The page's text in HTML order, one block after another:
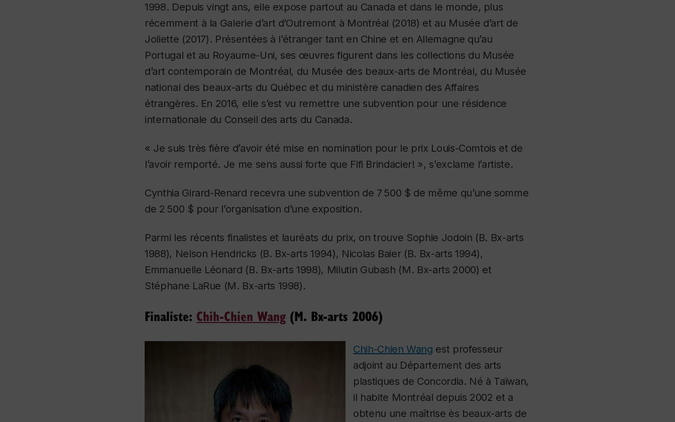
1998. Depuis vingt ans, elle expose partout au Canada et dans le monde, plus
récemment à la Galerie d’art d’Outremont à Montréal (2018) et au Musée d’art de
Joliette (2017). Présentées à l’étranger tant en Chine et en Allemagne qu’au
Portugal et au Royaume-Uni, ses œuvres figurent dans les collections du Musée
d’art contemporain de Montréal, du Musée des beaux-arts de Montréal, du Musée
national des beaux-arts du Québec et du ministère canadien des Affaires
étrangères. En 2016, elle s’est vu remettre une subvention pour une résidence
internationale du Conseil des arts du Canada.
« Je suis très fière d’avoir été mise en nomination pour le prix Louis-Comtois et de
l’avoir remporté. Je me sens aussi forte que Fifi Brindacier! », s’exclame l’artiste.
Cynthia Girard-Renard recevra une subvention de 7 500 $ de même qu’une somme
de 2 500 $ pour l’organisation d’une exposition.
Parmi les récents finalistes et lauréats du prix, on trouve Sophie Jodoin (B. Bx-arts
1988), Nelson Hendricks (B. Bx-arts 1994), Nicolas Baier (B. Bx-arts 1994),
Emmanuelle Léonard (B. Bx-arts 1998), Milutin Gubash (M. Bx-arts 2000) et
Stéphane LaRue (M. Bx-arts 1998).
Finaliste: Chih-Chien Wang (M. Bx-arts 2006)
Chih-Chien Wang est professeur
adjoint au Département des arts
plastiques de Concordia. Né à Taïwan,
il habite Montréal depuis 2002 et a
obtenu une maîtrise ès beaux-arts de